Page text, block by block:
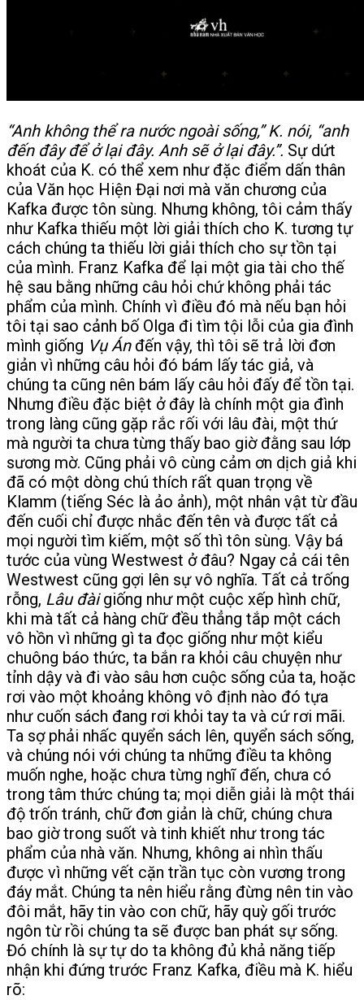
“Anh không thể ra nước ngoài sống,” K. nói, “anh
đến đây để ở lại đây. Anh sẽ ở lại đây.”. Sự dứt
khoát của K. có thể xem như đặc điểm dấn thân
của Văn học Hiện Đại nơi mà văn chương của
Kafka được tôn sùng. Nhưng không, tôi cảm thấy
như Kafka thiếu một lời giải thích cho K. tương tự
cách chúng ta thiếu lời giải thích cho sự tồn tại
của mình. Franz Kafka để lại một gia tài cho thế
hệ sau bằng những câu hỏi chứ không phải tác
phẩm của mình. Chính vì điều đó mà nếu bạn hỏi
tôi tại sao cảnh bố Olga đi tìm tội lỗi của gia đình
mình giống Vụ Ánđến vậy, thì tôi sẽ trả lời đơn
giản vì những câu hỏi đó bám lấy tác giả, và
chúng ta cũng nên bám lấy câu hỏi đấy để tồn tại.
Nhưng điều đặc biệt ở đây là chính một gia đình
trong làng cũng gặp rắc rối với lâu đài, một thứ
mà người ta chưa từng thấy bao giờ đằng sau lớp
sương mờ. Cũng phải vô cùng cảm ơn dịch giả khi
đã có một dòng chú thích rất quan trọng về
Klamm (tiếng Séc là ảo ảnh), một nhân vật từ đầu
đến cuối chỉ được nhắc đến tên và được tất cả
mọi người tìm kiếm, một số thì tôn sùng. Vậy bá
tước của vùng Westwest ở đâu? Ngay cả cái tên
Westwest cũng gợi lên sự vô nghĩa. Tất cả trống
rỗng, Lâu đàigiống như một cuộc xếp hình chữ,
khi mà tất cả hàng chữ đều thẳng tắp một cách
vô hồn vì những gì ta đọc giống như một kiểu
chuông báo thức, ta bắn ra khỏi câu chuyện như
tỉnh dậy và đi vào sâu hơn cuộc sống của ta, hoặc
rơi vào một khoảng không vô định nào đó tựa
như cuốn sách đang rơi khỏi tay ta và cứ rơi mãi.
Ta sợ phải nhấc quyển sách lên, quyển sách sống,
và chúng nói với chúng ta những điều ta không
muốn nghe, hoặc chưa từng nghĩ đến, chưa có
trong tâm thức chúng ta; mọi diễn giải là một thái
độ trốn tránh, chữ đơn giản là chữ, chúng chưa
bao giờ trong suốt và tinh khiết như trong tác
phẩm của nhà văn. Nhưng, không ai nhìn thấu
được vì những vết cặn trần tục còn vương trong
đáy mắt. Chúng ta nên hiểu rằng đừng nên tin vào
đôi mắt, hãy tin vào con chữ, hãy quỳ gối trước
ngôn từ rồi chúng ta sẽ được ban phát sự sống.
Đó chính là sự tự do ta không đủ khả năng tiếp
nhận khi đứng trước Franz Kafka, điều mà K. hiểu
rõ: